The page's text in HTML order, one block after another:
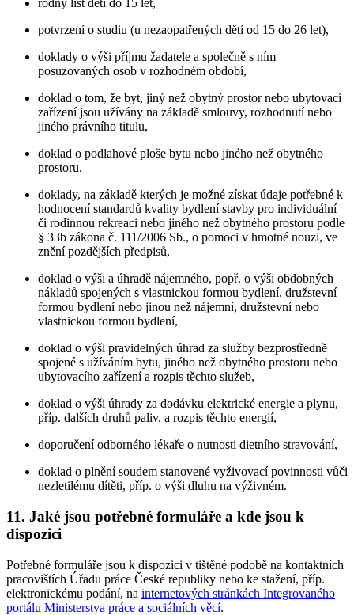
rodný list dětí do 15 let,
potvrzení o studiu (u nezaopatřených dětí od 15 do 26 let),
doklady o výši příjmu žadatele a společně s ním
posuzovaných osob v rozhodném období,
doklad o tom, že byt, jiný než obytný prostor nebo ubytovací
zařízení jsou užívány na základě smlouvy, rozhodnutí nebo
jiného právního titulu,
doklad o podlahové ploše bytu nebo jiného než obytného
prostoru,
doklady, na základě kterých je možné získat údaje potřebné k
hodnocení standardů kvality bydlení stavby pro individuální
či rodinnou rekreaci nebo jiného než obytného prostoru podle
§ 33b zákona č. 111/2006 Sb., o pomoci v hmotné nouzi, ve
znění pozdějších předpisů,
doklad o výši a úhradě nájemného, popř. o výši obdobných
nákladů spojených s vlastnickou formou bydlení, družstevní
formou bydlení nebo jinou než nájemní, družstevní nebo
vlastnickou formou bydlení,
doklad o výši pravidelných úhrad za služby bezprostředně
spojené s užíváním bytu, jiného než obytného prostoru nebo
ubytovacího zařízení a rozpis těchto služeb,
doklad o výši úhrady za dodávku elektrické energie a plynu,
příp. dalších druhů paliv, a rozpis těchto energií,
doporučení odborného lékaře o nutnosti dietního stravování,
doklad o plnění soudem stanovené vyživovací povinnosti vůči
nezletilému dítěti, příp. o výši dluhu na výživném.
11. Jaké jsou potřebné formuláře a kde jsou k
dispozici
Potřebné formuláře jsou k dispozici v tištěné podobě na kontaktních
pracovištích Úřadu práce České republiky nebo ke stažení, příp.
elektronickému podání, na internetových stránkách Integrovaného
portálu Ministerstva práce a sociálních věcí.